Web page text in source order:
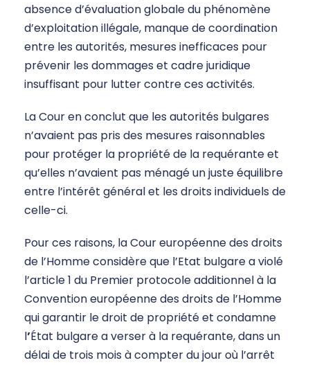
absence d’évaluation globale du phénomène
d’exploitation illégale, manque de coordination
entre les autorités, mesures inefficaces pour
prévenir les dommages et cadre juridique
insuffisant pour lutter contre ces activités.
La Cour en conclut que les autorités bulgares
n’avaient pas pris des mesures raisonnables
pour protéger la propriété de la requérante et
qu’elles n’avaient pas ménagé un juste équilibre
entre l’intérêt général et les droits individuels de
celle-ci.
Pour ces raisons, la Cour européenne des droits
de l’Homme considère que l’Etat bulgare a violé
l’article 1 du Premier protocole additionnel à la
Convention européenne des droits de l’Homme
qui garantir le droit de propriété et condamne
l’État bulgare a verser à la requérante, dans un
délai de trois mois à compter du jour où l’arrêt